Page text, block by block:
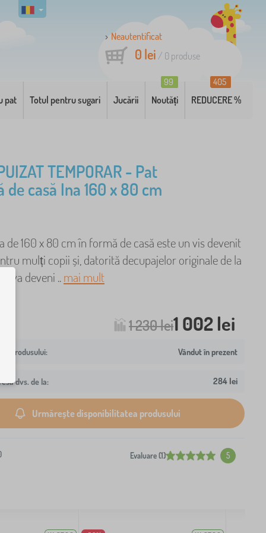
Neautentificat
0 lei / 0 produse
pat Totul pentru sugari Jucării Noutăți
99
REDUCERE %
405
TEMPORAR - Pat
casă Ina 160 x 80 cm
de 160 x 80 cm în formă de casă este un vis devenit
mulți copii și, datorită decupajelor originale de la
va deveni ..mai mult
1 230 lei1 002 lei
Vândut în prezent
dvs. de la: 284 lei
Urmărește disponibilitatea produsului
Evaluare (1) 5